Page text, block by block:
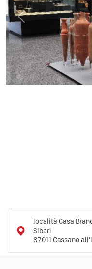
Previous
località Casa
Sibari
87011 Cassano